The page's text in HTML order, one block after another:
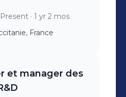
en
qui non
positif durable
et notre
· 1 yr 2 mos
France
et manager des